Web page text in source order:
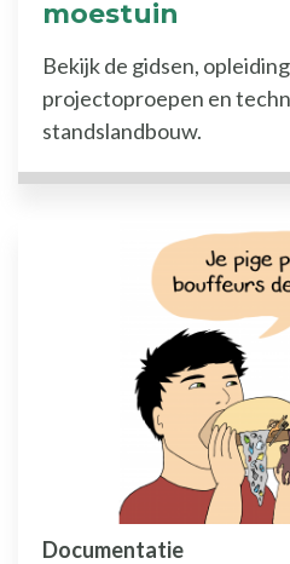
moestuin
Bekijk de gidsen,
projectoproepen en
standslandbouw.
Documentatie